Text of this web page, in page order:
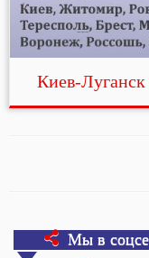
Киев-Луганск
Мы в